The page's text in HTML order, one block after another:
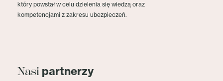
który powstał w celu dzielenia się wiedzą oraz
kompetencjami z zakresu ubezpieczeń.
Nasi partnerzy